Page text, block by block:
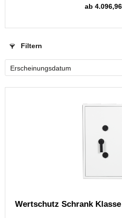
ab
Filtern
Wertschutz Schrank Klasse